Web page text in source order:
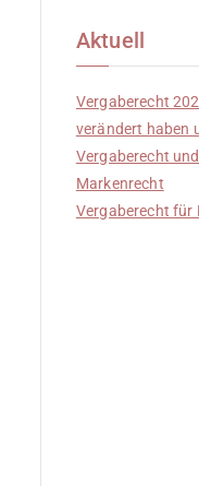
Aktuell
Vergaberecht
verändert haben
Vergaberecht
Markenrecht
Vergaberecht für